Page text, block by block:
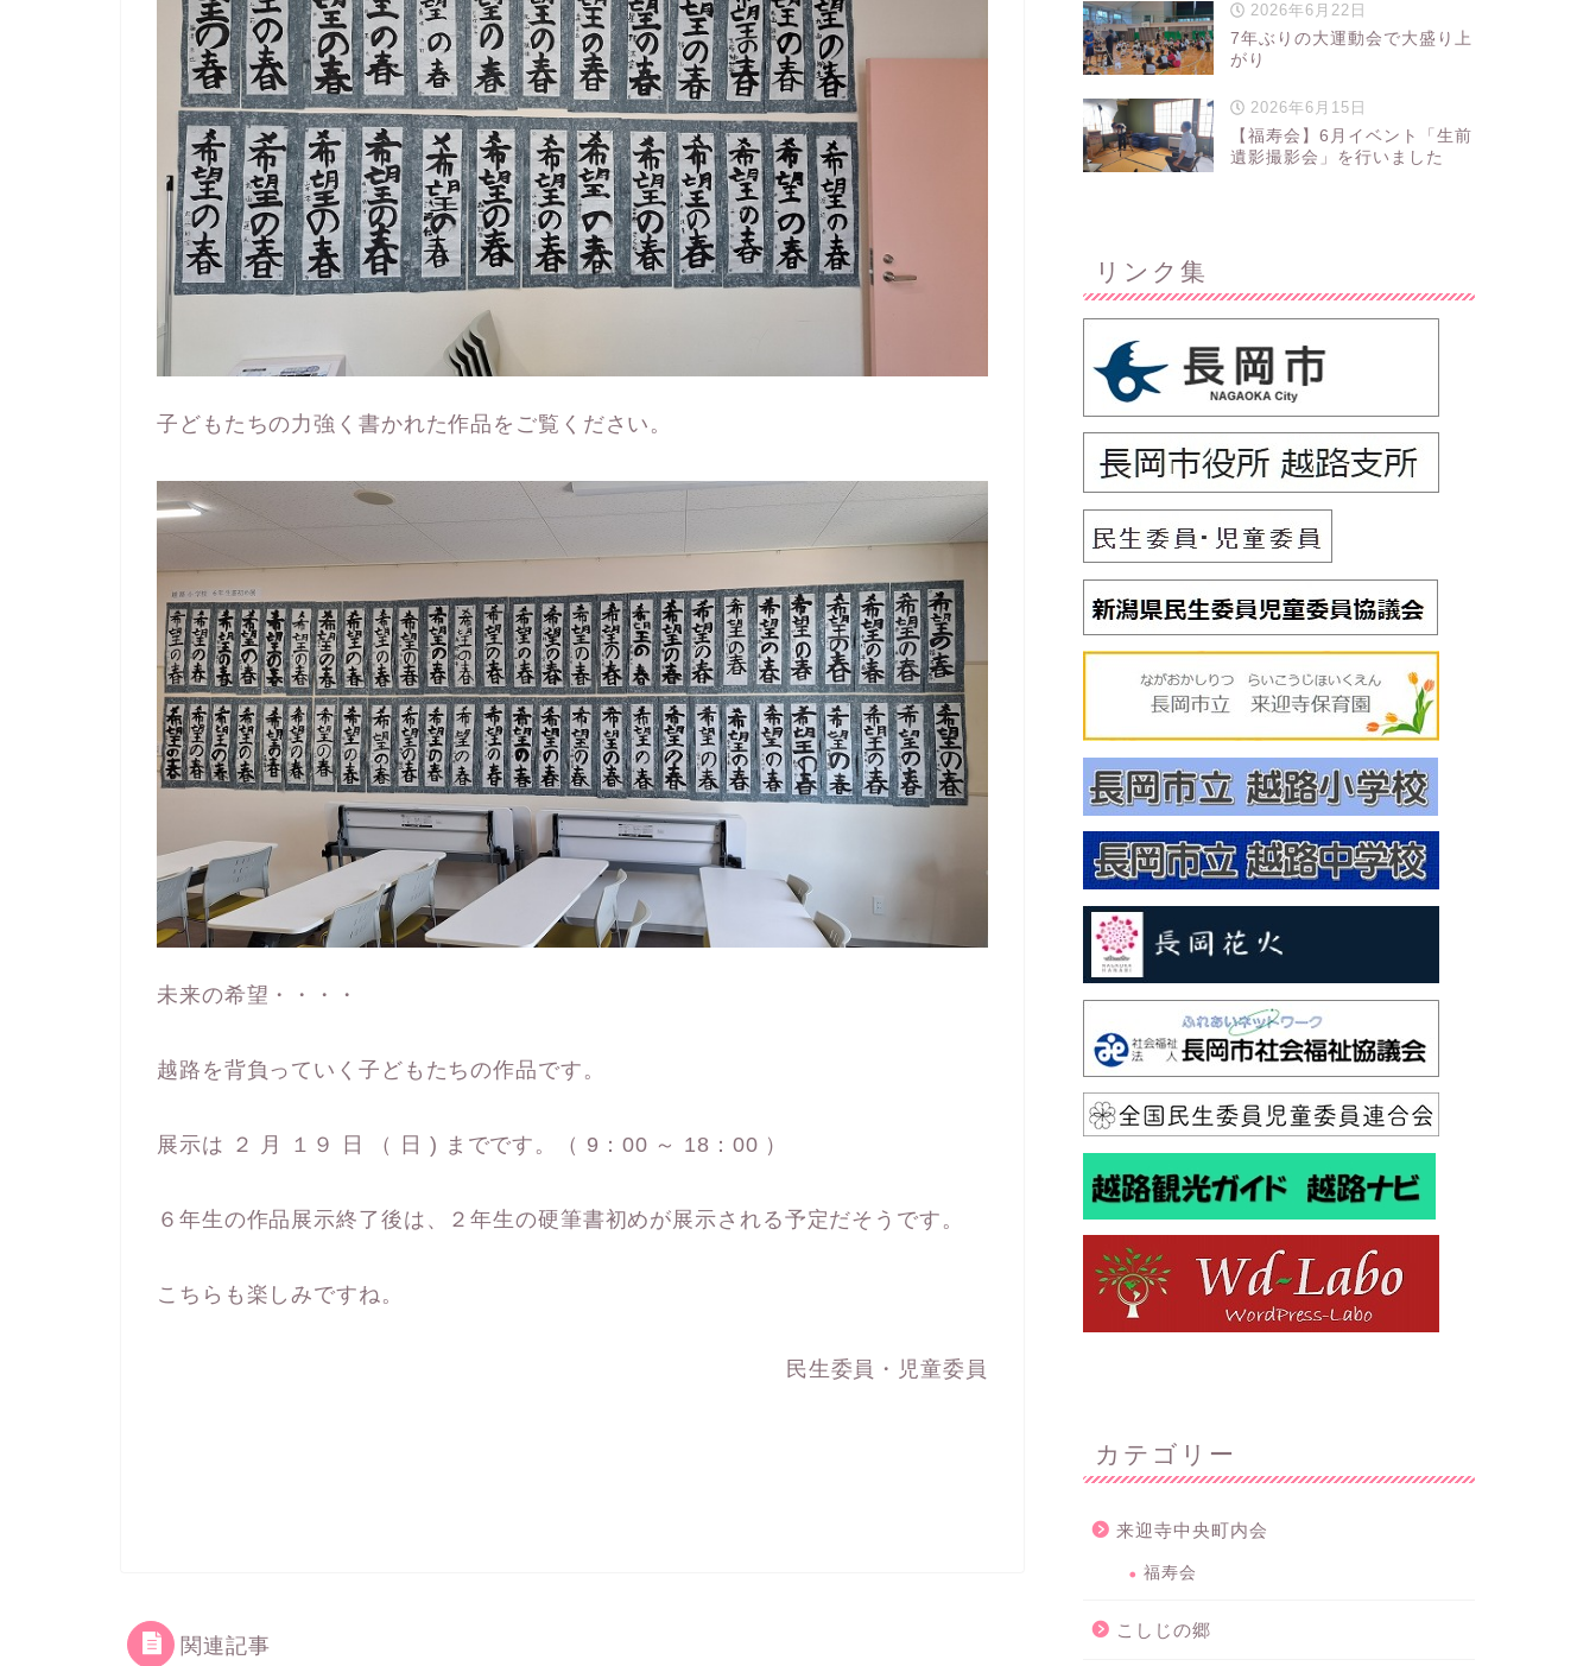
子どもたちの力強く書かれた作品をご覧ください。
未来の希望・・・・
越路を背負っていく子どもたちの作品です。
展示は ２ 月 １９ 日 （ 日 ) までです。（ 9：00 ～ 18：00 ）
６年生の作品展示終了後は、２年生の硬筆書初めが展示される予定だそうです。
こちらも楽しみですね。
民生委員・児童委員
関連記事
2026年6月22日
7年ぶりの大運動会で大盛り上
がり
2026年6月15日
【福寿会】6月イベント「生前
遺影撮影会」を行いました
リンク集
カテゴリー
来迎寺中央町内会
福寿会
こしじの郷